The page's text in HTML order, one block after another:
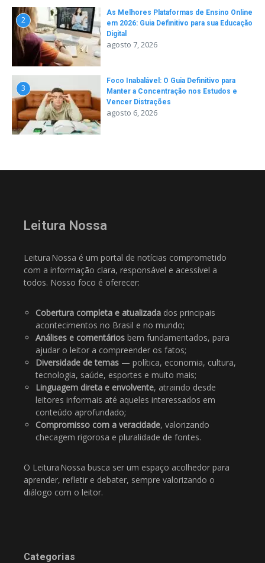
2
As Melhores Plataformas de Ensino Online
em 2026: Guia Definitivo para sua Educação
Digital
agosto 7, 2026
3
Foco Inabalável: O Guia Definitivo para
Manter a Concentração nos Estudos e
Vencer Distrações
agosto 6, 2026
Leitura Nossa
Leitura Nossa é um portal de notícias comprometido
com a informação clara, responsável e acessível a
todos. Nosso foco é oferecer:
Cobertura completa e atualizada dos principais
acontecimentos no Brasil e no mundo;
Análises e comentários bem fundamentados, para
ajudar o leitor a compreender os fatos;
Diversidade de temas — política, economia, cultura,
tecnologia, saúde, esportes e muito mais;
Linguagem direta e envolvente, atraindo desde
leitores informais até aqueles interessados em
conteúdo aprofundado;
Compromisso com a veracidade, valorizando
checagem rigorosa e pluralidade de fontes.
O Leitura Nossa busca ser um espaço acolhedor para
aprender, refletir e debater, sempre valorizando o
diálogo com o leitor.
Categorias